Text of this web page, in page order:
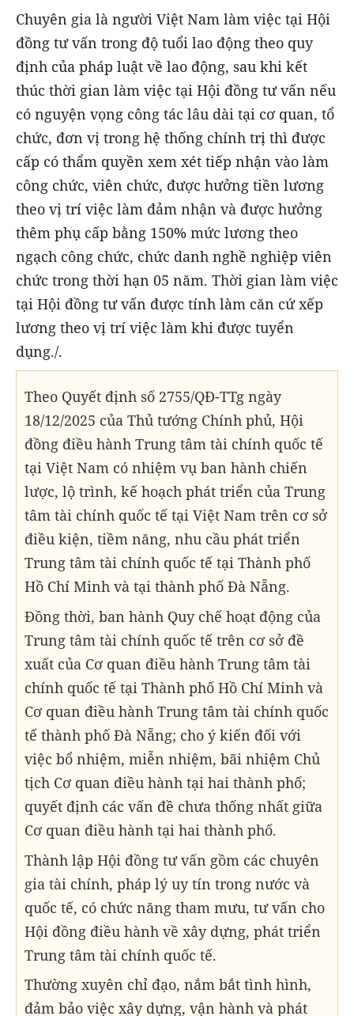
Chuyên gia là người Việt Nam làm việc tại Hội
đồng tư vấn trong độ tuổi lao động theo quy
định của pháp luật về lao động, sau khi kết
thúc thời gian làm việc tại Hội đồng tư vấn nếu
có nguyện vọng công tác lâu dài tại cơ quan, tổ
chức, đơn vị trong hệ thống chính trị thì được
cấp có thẩm quyền xem xét tiếp nhận vào làm
công chức, viên chức, được hưởng tiền lương
theo vị trí việc làm đảm nhận và được hưởng
thêm phụ cấp bằng 150% mức lương theo
ngạch công chức, chức danh nghề nghiệp viên
chức trong thời hạn 05 năm. Thời gian làm việc
tại Hội đồng tư vấn được tính làm căn cứ xếp
lương theo vị trí việc làm khi được tuyển
dụng./.
Theo Quyết định số 2755/QĐ-TTg ngày
18/12/2025 của Thủ tướng Chính phủ, Hội
đồng điều hành Trung tâm tài chính quốc tế
tại Việt Nam có nhiệm vụ ban hành chiến
lược, lộ trình, kế hoạch phát triển của Trung
tâm tài chính quốc tế tại Việt Nam trên cơ sở
điều kiện, tiềm năng, nhu cầu phát triển
Trung tâm tài chính quốc tế tại Thành phố
Hồ Chí Minh và tại thành phố Đà Nẵng.
Đồng thời, ban hành Quy chế hoạt động của
Trung tâm tài chính quốc tế trên cơ sở đề
xuất của Cơ quan điều hành Trung tâm tài
chính quốc tế tại Thành phố Hồ Chí Minh và
Cơ quan điều hành Trung tâm tài chính quốc
tế thành phố Đà Nẵng; cho ý kiến đối với
việc bổ nhiệm, miễn nhiệm, bãi nhiệm Chủ
tịch Cơ quan điều hành tại hai thành phố;
quyết định các vấn đề chưa thống nhất giữa
Cơ quan điều hành tại hai thành phố.
Thành lập Hội đồng tư vấn gồm các chuyên
gia tài chính, pháp lý uy tín trong nước và
quốc tế, có chức năng tham mưu, tư vấn cho
Hội đồng điều hành về xây dựng, phát triển
Trung tâm tài chính quốc tế.
Thường xuyên chỉ đạo, nắm bắt tình hình,
đảm bảo việc xây dựng, vận hành và phát